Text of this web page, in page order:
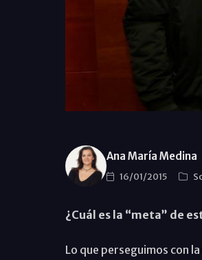
Ana María Medina
16/01/2015
¿Cuál es la “meta” de
Lo que perseguimos con